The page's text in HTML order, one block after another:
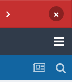
×